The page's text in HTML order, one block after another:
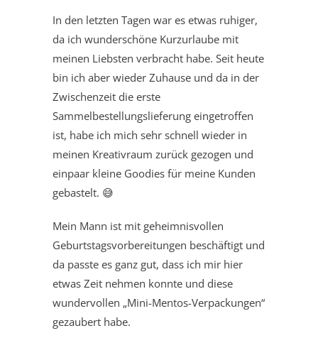
In den letzten Tagen war es etwas ruhiger,
da ich wunderschöne Kurzurlaube mit
meinen Liebsten verbracht habe. Seit heute
bin ich aber wieder Zuhause und da in der
Zwischenzeit die erste
Sammelbestellungslieferung eingetroffen
ist, habe ich mich sehr schnell wieder in
meinen Kreativraum zurück gezogen und
einpaar kleine Goodies für meine Kunden
gebastelt. 😅
Mein Mann ist mit geheimnisvollen
Geburtstagsvorbereitungen beschäftigt und
da passte es ganz gut, dass ich mir hier
etwas Zeit nehmen konnte und diese
wundervollen „Mini-Mentos-Verpackungen“
gezaubert habe.